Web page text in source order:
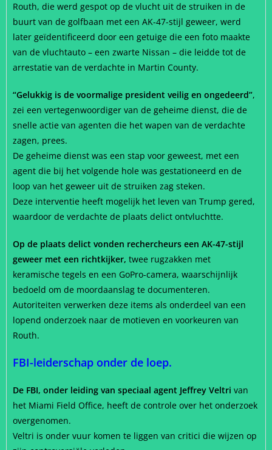
Routh, die werd gespot op de vlucht uit de struiken in de
buurt van de golfbaan met een AK-47-stijl geweer, werd
later geïdentificeerd door een getuige die een foto maakte
van de vluchtauto – een zwarte Nissan – die leidde tot de
arrestatie van de verdachte in Martin County.
“Gelukkig is de voormalige president veilig en ongedeerd”,
zei een vertegenwoordiger van de geheime dienst, die de
snelle actie van agenten die het wapen van de verdachte
zagen, prees.
De geheime dienst was een stap voor geweest, met een
agent die bij het volgende hole was gestationeerd en de
loop van het geweer uit de struiken zag steken.
Deze interventie heeft mogelijk het leven van Trump gered,
waardoor de verdachte de plaats delict ontvluchtte.
Op de plaats delict vonden rechercheurs een AK-47-stijl
geweer met een richtkijker, twee rugzakken met
keramische tegels en een GoPro-camera, waarschijnlijk
bedoeld om de moordaanslag te documenteren.
Autoriteiten verwerken deze items als onderdeel van een
lopend onderzoek naar de motieven en voorkeuren van
Routh.
FBI-leiderschap onder de loep.
De FBI, onder leiding van speciaal agent Jeffrey Veltri van
het Miami Field Office, heeft de controle over het onderzoek
overgenomen.
Veltri is onder vuur komen te liggen van critici die wijzen op